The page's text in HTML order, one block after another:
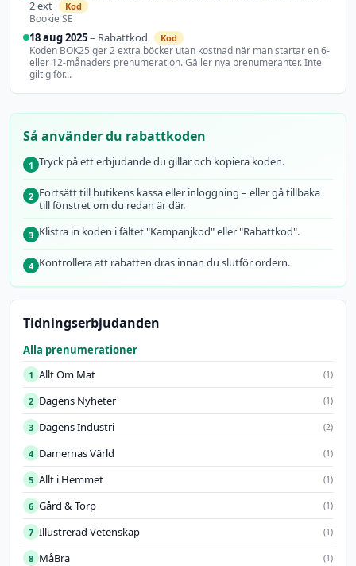
18 aug
1 jan 2026
Rabattkoden
2 ext
Kod
Bookie SE
18 aug 2025– Rabattkod Kod
Koden BOK25 ger 2 extra böcker utan kostnad när man startar en 6-
eller 12-månaders prenumeration. Gäller nya prenumeranter. Inte
giltig för...
Så använder du rabattkoden
1 Tryck på ett erbjudande du gillar och kopiera koden.
2 Fortsätt till butikens kassa eller inloggning – eller gå tillbaka
till fönstret om du redan är där.
3 Klistra in koden i fältet "Kampanjkod" eller "Rabattkod".
4 Kontrollera att rabatten dras innan du slutför ordern.
Tidningserbjudanden
Alla prenumerationer
1 Allt Om Mat (1)
2 Dagens Nyheter (1)
3 Dagens Industri (2)
4 Damernas Värld (1)
5 Allt i Hemmet (1)
6 Gård & Torp (1)
7 Illustrerad Vetenskap (1)
8 MåBra (1)